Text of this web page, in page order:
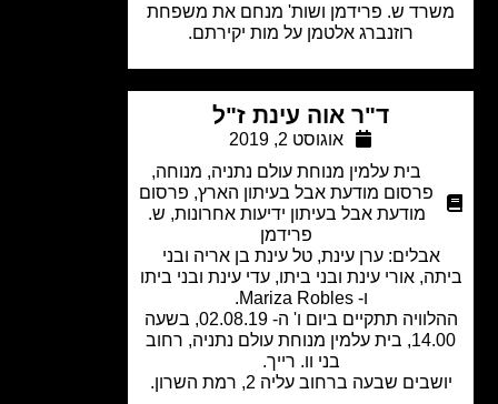
ש. פרידמן ושות' מנחם את משפחת
רוזנברג אלטמן על מות יקירתם.
ד"ר אוה עינת ז"ל
אוגוסט 2, 2019
בית עלמין מנוחת עולם נתניה,מנוחה,
פרסום מודעת אבל בעיתון הארץ,פרסום
מודעת אבל בעיתון ידיעות אחרונות,ש.
אבלים: ערן עינת, טל עינת בן אריה ובני
אורי עינת ובני ביתו, עדי עינת ובני ביתו
ההלוויה תתקיים ביום ו' ה- 02.08.19, בשעה
14.00, בית עלמין מנוחת עולם נתניה, רחוב
בני וו. רייך.
שבעה ברחוב עליה 2, רמת השרון.